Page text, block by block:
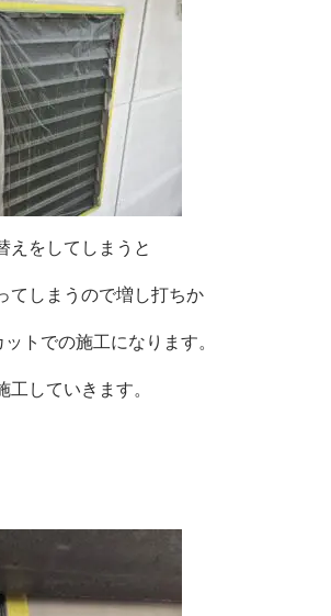
えをしてしまうと
てしまうので増し打ちか
トでの施工になります。
工していきます。